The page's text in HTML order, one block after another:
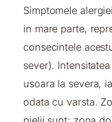
Simptomele
in mare parte,
consecintele
sever).
usoara la severa,
odata cu varsta.